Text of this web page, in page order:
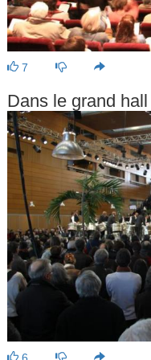
7
Dans le grand hall